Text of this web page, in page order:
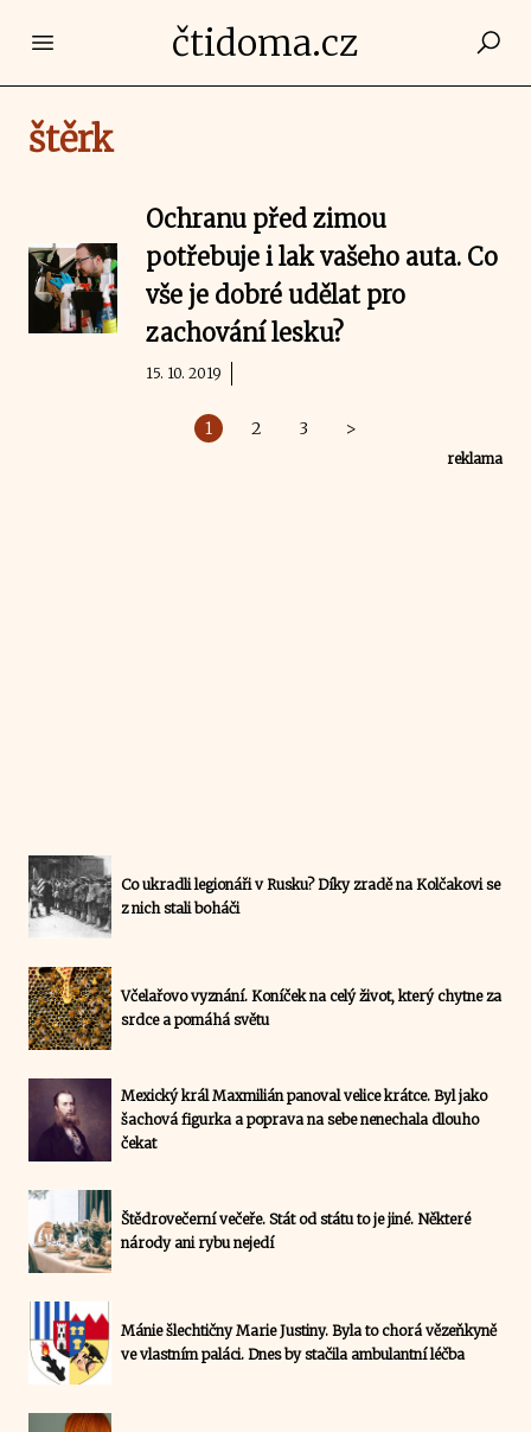
Open main menučtidoma.cz
štěrk
Ochranu před zimou
potřebuje i lak vašeho auta. Co
vše je dobré udělat pro
zachování lesku?
15. 10. 2019
1 2 3 >
reklama
Co ukradli legionáři v Rusku? Díky zradě na Kolčakovi se
z nich stali boháči
Včelařovo vyznání. Koníček na celý život, který chytne za
srdce a pomáhá světu
Mexický král Maxmilián panoval velice krátce. Byl jako
šachová figurka a poprava na sebe nenechala dlouho
čekat
Štědrovečerní večeře. Stát od státu to je jiné. Některé
národy ani rybu nejedí
Mánie šlechtičny Marie Justiny. Byla to chorá vězeňkyně
ve vlastním paláci. Dnes by stačila ambulantní léčba